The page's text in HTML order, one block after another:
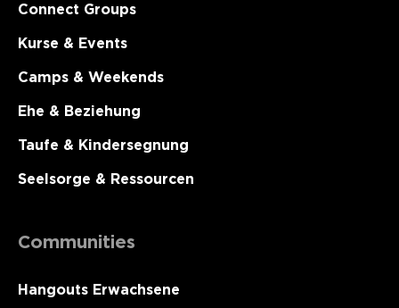
Connect Groups
Kurse & Events
Camps & Weekends
Ehe & Beziehung
Taufe & Kindersegnung
Seelsorge & Ressourcen
Communities
Hangouts Erwachsene